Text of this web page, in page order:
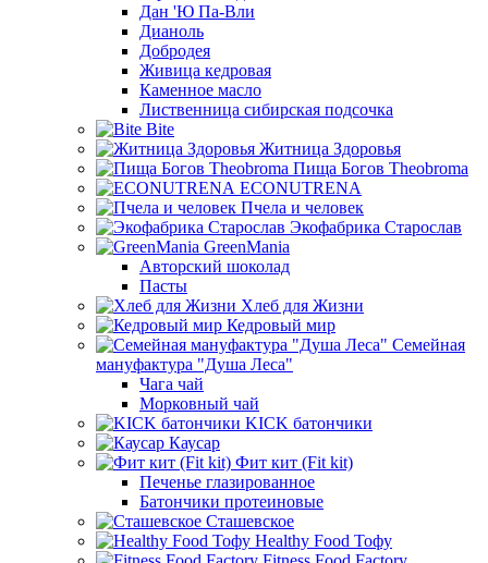
Дан 'Ю Па-Вли
Дианоль
Добродея
Живица кедровая
Каменное масло
Лиственница сибирская подсочка
Bite
Житница Здоровья
Пища Богов Theobroma
ECONUTRENA
Пчела и человек
Экофабрика Старослав
GreenMania
Авторский шоколад
Пасты
Хлеб для Жизни
Кедровый мир
Семейная
мануфактура "Душа Леса"
Чага чай
Морковный чай
KICK батончики
Каусар
Фит кит (Fit kit)
Печенье глазированное
Батончики протеиновые
Сташевское
Healthy Food Тофу